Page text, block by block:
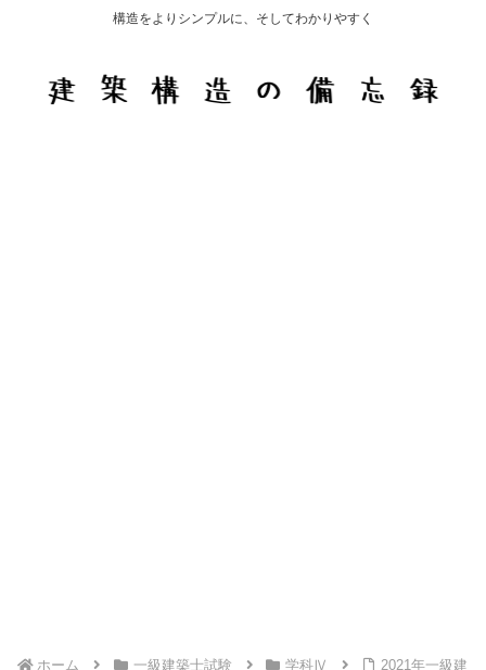
構造をよりシンプルに、そしてわかりやすく
ホーム 一級建築士試験 学科Ⅳ
2021年一級建